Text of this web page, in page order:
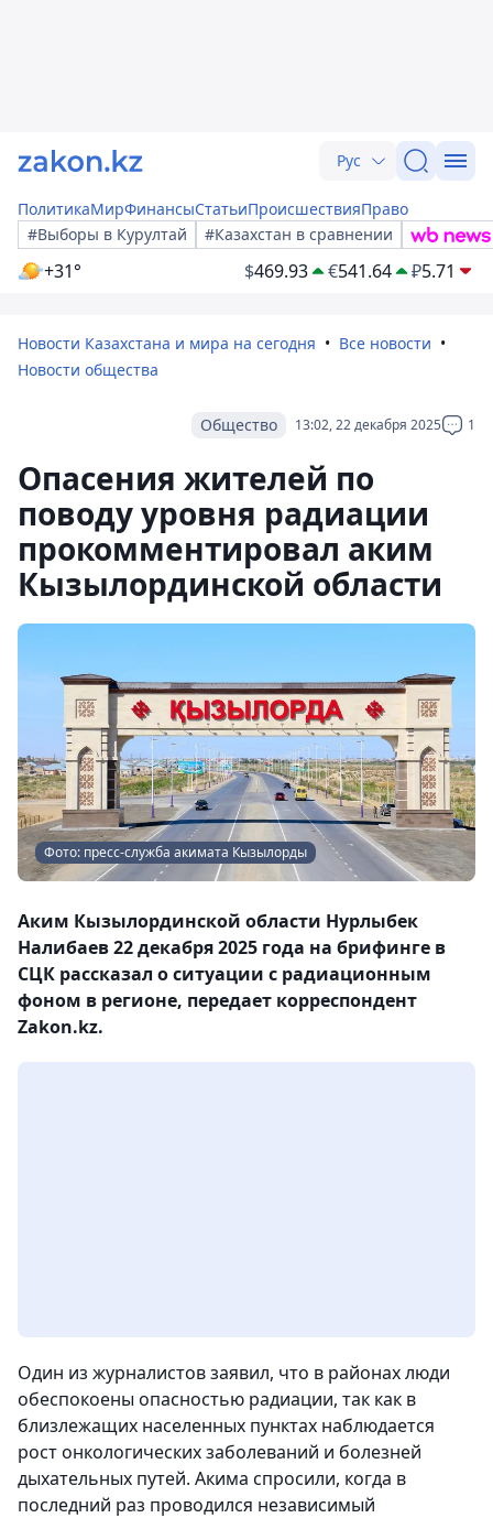
Рус
ПолитикаМирФинансыСтатьиПроисшествияПраво
#Выборы в Курултай
#Казахстан в сравнении
+31° $469.93 €541.64 ₽5.71
Новости Казахстана и мира на сегодня
Все новости
Новости общества
13:02, 22 декабря 2025 1
Общество
Опасения жителей по
поводу уровня радиации
прокомментировал аким
Кызылординской области
Фото: пресс-служба акимата Кызылорды
Аким Кызылординской области Нурлыбек
Налибаев 22 декабря 2025 года на брифинге в
СЦК рассказал о ситуации с радиационным
фоном в регионе, передает корреспондент
Zakon.kz.
Один из журналистов заявил, что в районах люди
обеспокоены опасностью радиации, так как в
близлежащих населенных пунктах наблюдается
рост онкологических заболеваний и болезней
дыхательных путей. Акима спросили, когда в
последний раз проводился независимый